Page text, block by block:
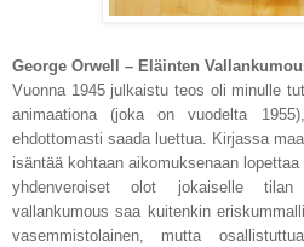
George Orwell – Eläinten
Vuonna 1945 julkaistu teos oli minulle
animaationa (joka on vuodelta
ehdottomasti saada luettua. Kirjassa
isäntää kohtaan aikomuksenaan
yhdenveroiset olot jokaiselle
vallankumous saa kuitenkin
vasemmistolainen, mutta